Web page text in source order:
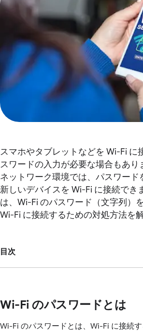
スマホやタブレットなどを Wi-Fi に
スワードの入力が必要な場合もあり
ネットワーク環境では、パスワード
新しいデバイスを Wi-Fi に接続でき
は、Wi-Fi のパスワード（文字列）
Wi-Fi に接続するための対処方法を
目次
Wi-Fi のパスワードとは
Wi-Fi のパスワードとは、Wi-Fi に接続